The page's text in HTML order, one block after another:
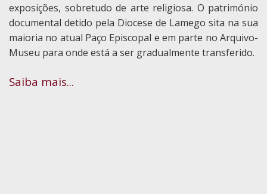
exposições, sobretudo de arte religiosa. O património
documental detido pela Diocese de Lamego sita na sua
maioria no atual Paço Episcopal e em parte no Arquivo-
Museu para onde está a ser gradualmente transferido.
Saiba mais...